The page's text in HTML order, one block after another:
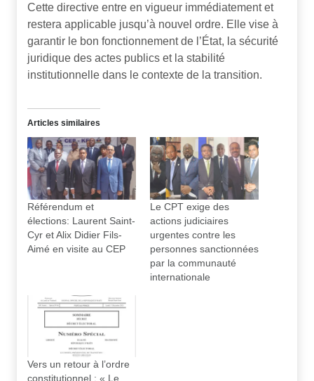
Cette directive entre en vigueur immédiatement et
restera applicable jusqu’à nouvel ordre. Elle vise à
garantir le bon fonctionnement de l’État, la sécurité
juridique des actes publics et la stabilité
institutionnelle dans le contexte de la transition.
Articles similaires
Référendum et
élections: Laurent Saint-
Cyr et Alix Didier Fils-
Aimé en visite au CEP
Le CPT exige des
actions judiciaires
urgentes contre les
personnes sanctionnées
par la communauté
internationale
Vers un retour à l’ordre
constitutionnel : « Le